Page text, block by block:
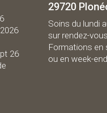
26
29720
Soins du lundi
sur rendez-
Formations en
ou en week-